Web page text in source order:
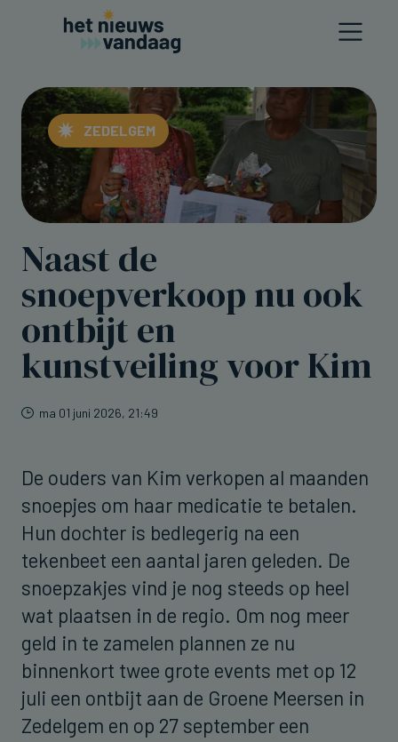
ZEDELGEM
Naast de
snoepverkoop nu ook
ontbijt en
kunstveiling voor Kim
ma 01 juni 2026, 21:49
De ouders van Kim verkopen al maanden
snoepjes om haar medicatie te betalen.
Hun dochter is bedlegerig na een
tekenbeet een aantal jaren geleden. De
snoepzakjes vind je nog steeds op heel
wat plaatsen in de regio. Om nog meer
geld in te zamelen plannen ze nu
binnenkort twee grote events met op 12
juli een ontbijt aan de Groene Meersen in
Zedelgem en op 27 september een